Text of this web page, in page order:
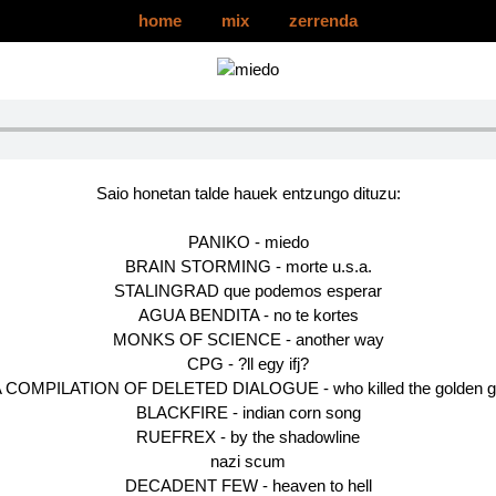
home mix zerrenda
2023ko uztailak 19 Mixtape
Saio honetan talde hauek entzungo dituzu:
PANIKO - miedo
BRAIN STORMING - morte u.s.a.
STALINGRAD que podemos esperar
AGUA BENDITA - no te kortes
MONKS OF SCIENCE - another way
CPG - ?ll egy ifj?
COMPILATION OF DELETED DIALOGUE - who killed the golden
BLACKFIRE - indian corn song
RUEFREX - by the shadowline
nazi scum
DECADENT FEW - heaven to hell